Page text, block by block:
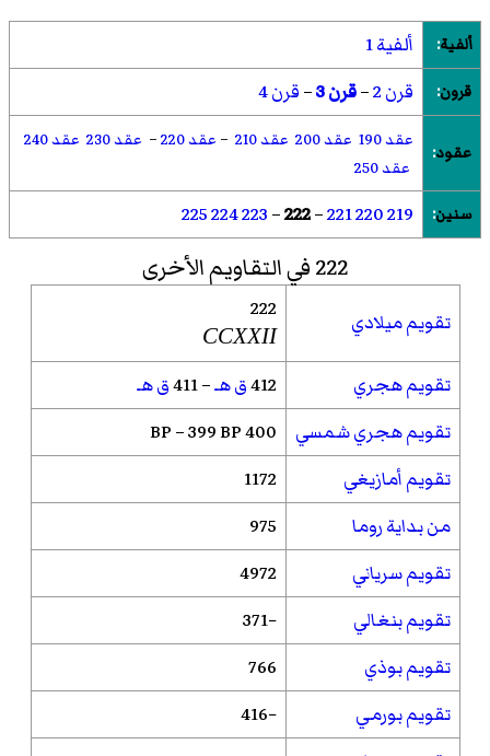
ألفية: ألفية 1
قرون: قرن 2 –قرن 3 –قرن 4
عقود:
عقد 190 عقد 200 عقد 210 – عقد 220 – عقد 230
عقد 240
عقد 250
سنين:
219
220
221
–
222
–
223
224
225
222 في التقاويم الأخرى
تقويم ميلادي 222
CCXXII
تقويم هجري 412ق هـ– 411
ق هـ
تقويم هجري شمسي
400 BP – 399 BP
تقويم أمازيغي
1172
من بداية روما
975
تقويم سرياني
4972
تقويم بنغالي
−371
تقويم بوذي
766
تقويم بورمي
−416